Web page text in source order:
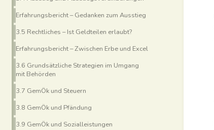
Erfahrungsbericht – Gedanken zum Ausstieg
3.5 Rechtliches – Ist Geldteilen erlaubt?
Erfahrungsbericht – Zwischen Erbe und Excel
3.6 Grundsätzliche Strategien im Umgang
mit Behörden
3.7 GemÖk und Steuern
3.8 GemÖk und Pfändung
3.9 GemÖk und Sozialleistungen